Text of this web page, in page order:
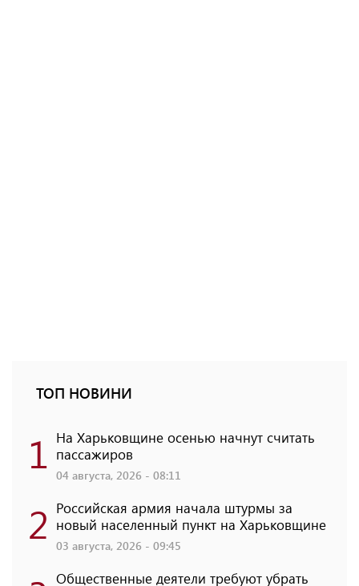
ТОП НОВИНИ
1 На Харьковщине осенью начнут считать
пассажиров
04 августа, 2026 - 08:11
2 Российская армия начала штурмы за
новый населенный пункт на Харьковщине
03 августа, 2026 - 09:45
Общественные деятели требуют убрать